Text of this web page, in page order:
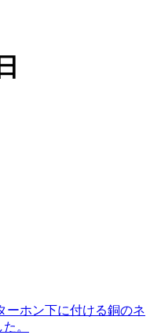
ーホン下に付ける銅のネ
。